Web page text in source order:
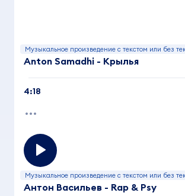
Музыкальное произведение с текстом или без
Anton Samadhi - Крылья
4:18
Музыкальное произведение с текстом или без
Антон Васильев - Rap & Psy